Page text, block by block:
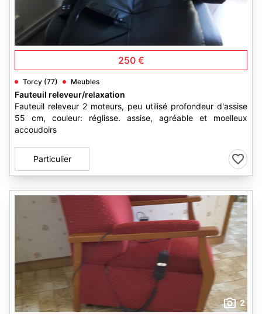
250 €
Torcy (77) Meubles
Fauteuil releveur/relaxation
Fauteuil releveur 2 moteurs, peu utilisé profondeur d'assise
55 cm, couleur: réglisse. assise, agréable et moelleux
accoudoirs
Particulier
2